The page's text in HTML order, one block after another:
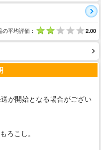
の平均評価： 2.00
が開始となる場合がござい
ろこし。